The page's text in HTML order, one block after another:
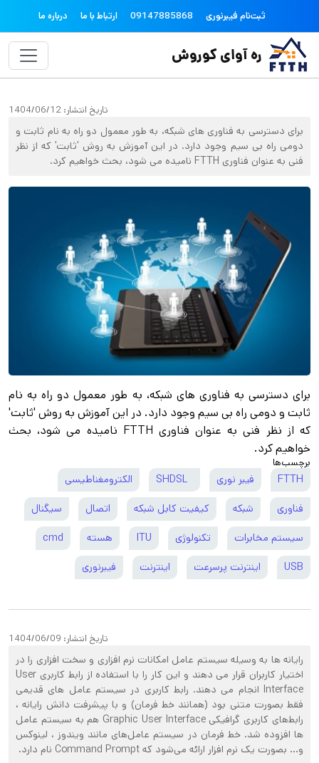
رفتن به محتوای اصلی topheader
درباره ما ارتباط با ما 09147885868 ثبت‌نام فیبرنوری
ره آوای کوروش
تاریخ انتشار: 1404/06/12
برای دسترسی به فناوری های شبکه، به طور معمول دو راه به نام ثابت و
دومی راه بی سیم وجود دارد. در این آموزش به روش 'ثابت' که از نظر
فنی به عنوان فناوری FTTH نامیده می شود، بحث خواهیم کرد.
برای دسترسی به فناوری های شبکه، به طور معمول دو راه به نام
ثابت و دومی راه بی سیم وجود دارد. در این آموزش به روش 'ثابت'
که از نظر فنی به عنوان فناوری FTTH نامیده می شود، بحث
خواهیم کرد.
برچسب‌ها
FTTH فیبر نوری SHDSL الکترومغناطیسی
فناوری شبکه کیفیت کابل شبکه اتصال سیگنال
سیستم مخابرات تکنولوژی ITU هسته cmd
USB اینترنت پرسرعت اینترنت فیبرنوری
تاریخ انتشار: 1404/06/09
رایانه‌ ها به وسیله سیستم عامل امکانات نرم افزاری و سخت افزاری را در
اختیار کاربران قرار می‌ دهند و این کار را با استفاده از رابط کاربری User
Interface انجام می‌ دهند. رابط کاربری در سیستم عامل‌ های قدیمی
فقط بصورت متنی بود (همانند خط فرمان) و با پیشرفت دانش رایانه ،
رابط‌های کاربری گرافیکی Graphic User Interface هم به سیستم عامل‌
ها افزوده شد. خط فرمان در سیستم عامل‌های مانند ویندوز ، لینوکس
و… بصورت یک نرم افزار ارائه می‌شود که Command Prompt نام دارد.